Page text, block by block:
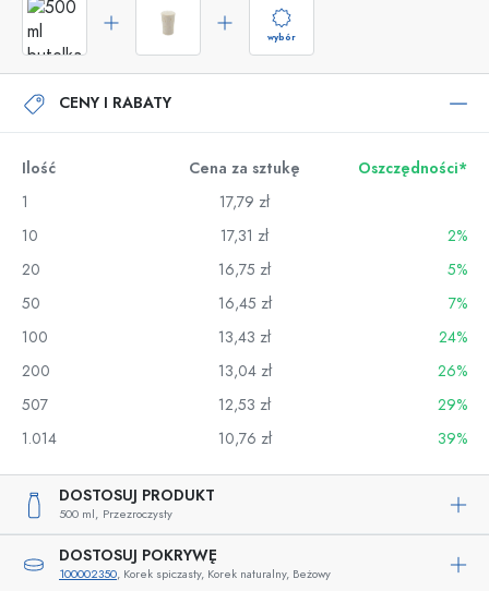
wybór
CENY I RABATY
Ilość Cena za sztukę
Oszczędności*
1
17,79 zł
10
17,31 zł
2%
20
16,75 zł
5%
50
16,45 zł
7%
100
13,43 zł
24%
200
13,04 zł
26%
507
12,53 zł
29%
1.014
10,76 zł 39%
DOSTOSUJ PRODUKT
500 ml, Przezroczysty
DOSTOSUJ POKRYWĘ
100002350, Korek spiczasty, Korek naturalny, Beżowy